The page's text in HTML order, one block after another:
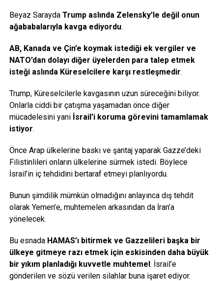
Beyaz Sarayda Trump aslında Zelensky’le değil onun
ağababalarıyla kavga ediyordu.
AB, Kanada ve Çin’e koymak istediği ek vergiler ve
NATO’dan dolayı diğer üyelerden para talep etmek
isteği aslında Küreselcilere karşı restleşmedir.
Trump, Küreselcilerle kavgasının uzun süreceğini biliyor.
Onlarla ciddi bir çatışma yaşamadan önce diğer
mücadelesini yani İsrail’i koruma görevini tamamlamak
istiyor.
Önce Arap ülkelerine baskı ve şantaj yaparak Gazze’deki
Filistinlileri onların ülkelerine sürmek istedi. Böylece
İsrail’in iç tehdidini bertaraf etmeyi planlıyordu.
Bunun şimdilik mümkün olmadığını anlayınca dış tehdit
olarak Yemen’e, muhtemelen arkasından da İran’a
yönelecek.
Bu esnada HAMAS’ı bitirmek ve Gazzelileri başka bir
ülkeye gitmeye razı etmek için eskisinden daha büyük
bir yıkım planladığı kuvvetle muhtemel. İsrail’e
gönderilen ve sözü verilen silahlar buna işaret ediyor.